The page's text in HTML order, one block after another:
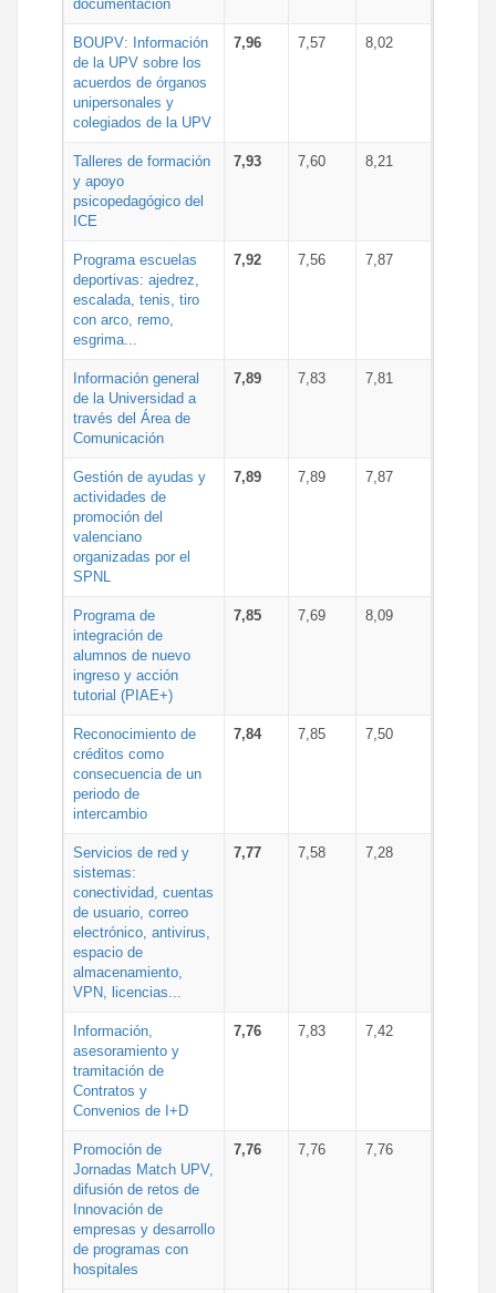
documentación
BOUPV: Información
de la UPV sobre los
acuerdos de órganos
unipersonales y
colegiados de la UPV
7,96 7,57 8,02
Talleres de formación
y apoyo
psicopedagógico del
ICE
7,93 7,60 8,21
Programa escuelas
deportivas: ajedrez,
escalada, tenis, tiro
con arco, remo,
esgrima...
7,92 7,56 7,87
Información general
de la Universidad a
través del Área de
Comunicación
7,89 7,83 7,81
Gestión de ayudas y
actividades de
promoción del
valenciano
organizadas por el
SPNL
7,89 7,89 7,87
Programa de
integración de
alumnos de nuevo
ingreso y acción
tutorial (PIAE+)
7,85 7,69 8,09
Reconocimiento de
créditos como
consecuencia de un
periodo de
intercambio
7,84 7,85 7,50
Servicios de red y
sistemas:
conectividad, cuentas
de usuario, correo
electrónico, antivirus,
espacio de
almacenamiento,
VPN, licencias...
7,77 7,58 7,28
Información,
asesoramiento y
tramitación de
Contratos y
Convenios de I+D
7,76 7,83 7,42
Promoción de
Jornadas Match UPV,
difusión de retos de
Innovación de
empresas y desarrollo
de programas con
hospitales
7,76 7,76 7,76